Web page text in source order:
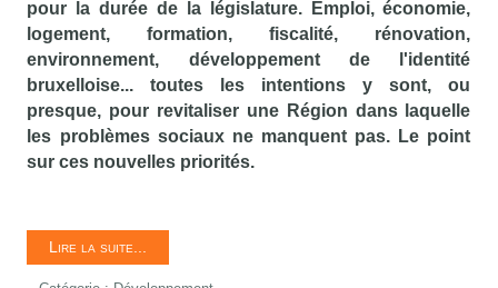
pour la durée de la législature. Emploi, économie,
logement, formation, fiscalité, rénovation,
environnement, développement de l'identité
bruxelloise... toutes les intentions y sont, ou
presque, pour revitaliser une Région dans laquelle
les problèmes sociaux ne manquent pas. Le point
sur ces nouvelles priorités.
Lire la suite...